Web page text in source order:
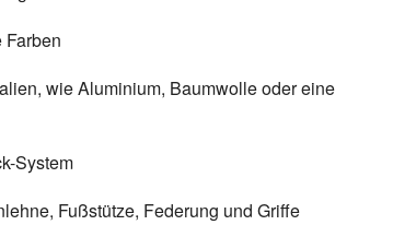
Farben
wie Aluminium, Baumwolle oder eine
System
Fußstütze, Federung und Griffe